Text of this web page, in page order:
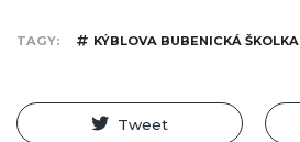
TAGY KÝBLOVA BUBENICKÁ ŠKOLKA
Tweet